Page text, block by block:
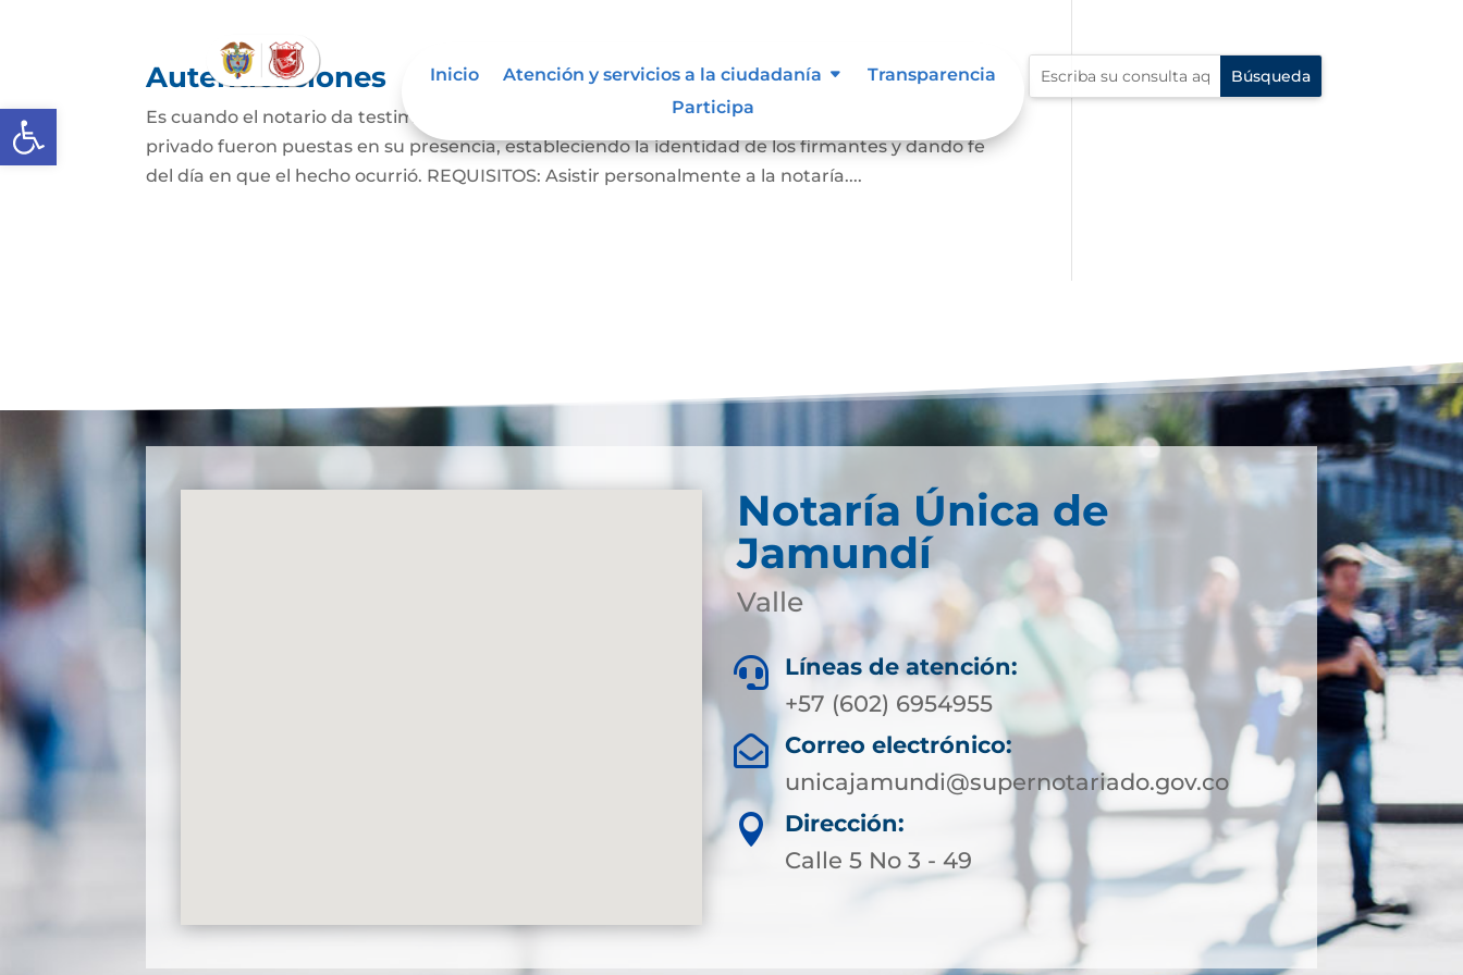
Abrir barra de herramientas
Inicio Atención y servicios a la ciudadanía
Transparencia
Participa
Autenticaciones
Es cuando el notario da testimonio escrito de que las firmas que aparecen en un documento
privado fueron puestas en su presencia, estableciendo la identidad de los firmantes y dando fe
del día en que el hecho ocurrió. REQUISITOS: Asistir personalmente a la notaría....
Notaría Única de
Jamundí
Valle

Líneas de atención:
+57 (602) 6954955

Correo electrónico:
unicajamundi@supernotariado.gov.co

Dirección:
Calle 5 No 3 - 49